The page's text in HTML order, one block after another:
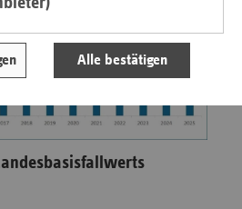
Alle bestätigen